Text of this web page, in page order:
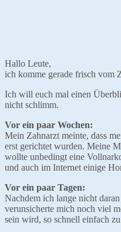
Hallo Leute,
ich komme gerade frisch vom
Ich will euch mal einen
nicht schlimm.
Vor ein paar Wochen:
Mein Zahnarzt meinte, dass
erst gerichtet wurden. Meine
wollte unbedingt eine
und auch im Internet einige
Vor ein paar Tagen:
Nachdem ich lange nicht
verunsicherte mich noch viel
sein wird, so schnell einfach